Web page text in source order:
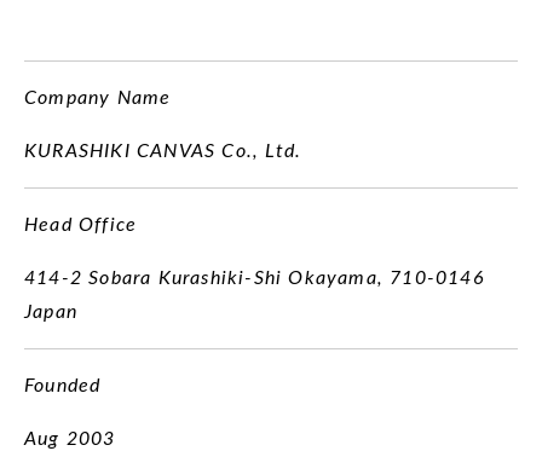
Company Name
KURASHIKI CANVAS Co., Ltd.
Head Office
414-2 Sobara Kurashiki-Shi Okayama, 710-0146
Japan
Founded
Aug 2003